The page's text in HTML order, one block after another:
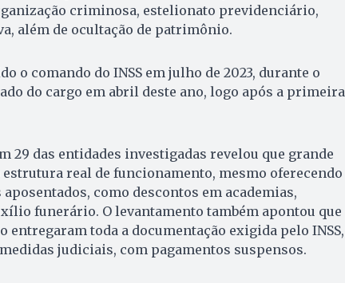
criminosa, estelionato previdenciário,
além de ocultação de patrimônio.
o comando do INSS em julho de 2023, durante o
do cargo em abril deste ano, logo após a primeira
29 das entidades investigadas revelou que grande
real de funcionamento, mesmo oferecendo
como descontos em academias,
funerário. O levantamento também apontou que
entregaram toda a documentação exigida pelo INSS,
judiciais, com pagamentos suspensos.